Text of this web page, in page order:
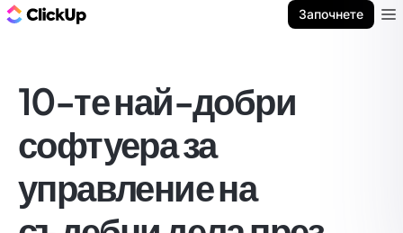
Започнете
10-те най-добри
софтуера за
управление на